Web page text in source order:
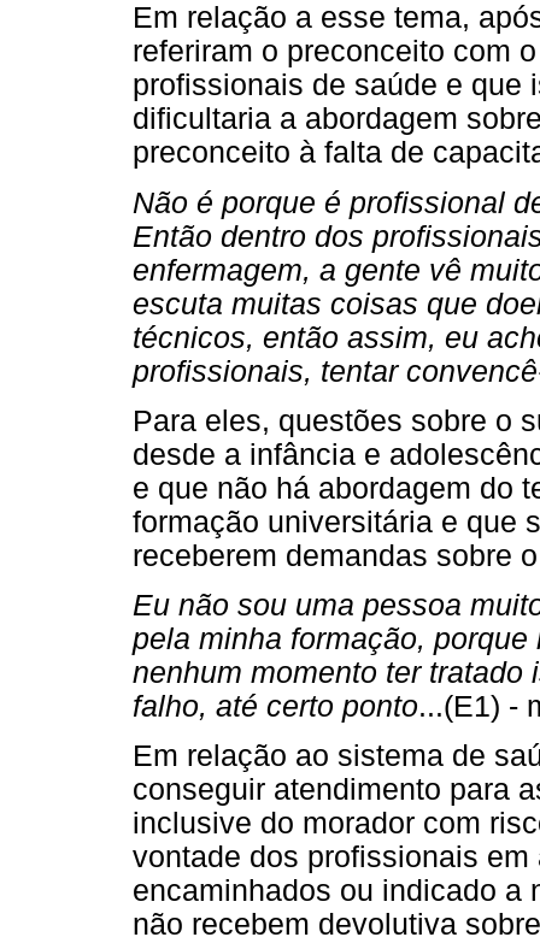
Em relação a esse tema,
referiram o preconceito com
profissionais de saúde e que
dificultaria a abordagem
preconceito à falta de
Não é porque é profissional
Então dentro dos
enfermagem, a gente vê
escuta muitas coisas que
técnicos, então assim, eu
profissionais, tentar
Para eles, questões sobre o
desde a infância e
e que não há abordagem do
formação universitária e que
receberem demandas sobre
Eu não sou uma pessoa
pela minha formação,
nenhum momento ter tratado
falho, até certo ponto...(E1) -
Em relação ao sistema de
conseguir atendimento para
inclusive do morador com
vontade dos profissionais
encaminhados ou indicado a
não recebem devolutiva